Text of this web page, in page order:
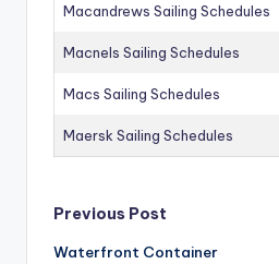
Macandrews Sailing Schedules
Macnels Sailing Schedules
Macs Sailing Schedules
Maersk Sailing Schedules
Post
Previous Post
Waterfront Container